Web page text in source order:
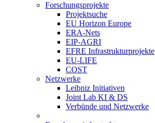
Forschungsprojekte
Projektsuche
EU Horizon Europe
ERA-Nets
EIP-AGRI
EFRE Infrastrukturprojekte
EU-LIFE
COST
Netzwerke
Leibniz Initiativen
Joint Lab KI & DS
Verbünde und Netzwerke